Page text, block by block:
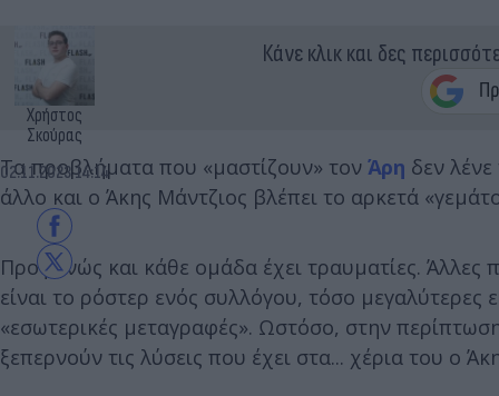
Χρήστος
Σκούρας
02.11.2023 14:14
Κάνε κλικ και δες
Τα προβλήματα που «μαστίζουν» τον Άρη δεν
άλλο και ο Άκης Μάντζιος βλέπει το αρκετά
Προφανώς και κάθε ομάδα έχει τραυματίες. Άλλες
είναι το ρόστερ ενός συλλόγου, τόσο μεγαλύτερες
«εσωτερικές μεταγραφές». Ωστόσο, στην
ξεπερνούν τις λύσεις που έχει στα... χέρια του ο